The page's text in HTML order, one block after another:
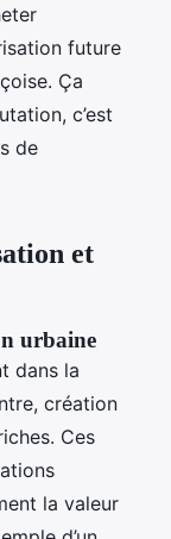
future
Ça
c’est
de
et
urbaine
dans la
création
Ces
la valeur